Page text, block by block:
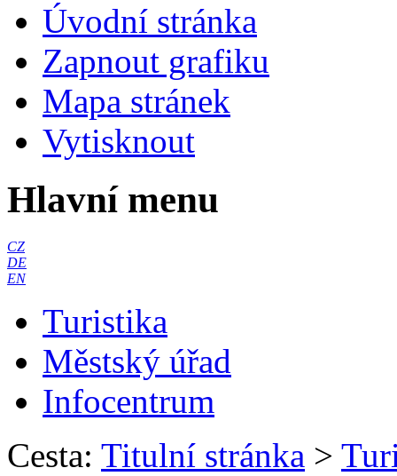
Úvodní stránka
Zapnout grafiku
Mapa stránek
Vytisknout
Hlavní menu
CZ
DE
EN
Turistika
Městský úřad
Infocentrum
Cesta: Titulní stránka >